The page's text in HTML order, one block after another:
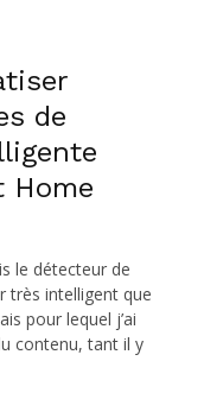
de
Home
le détecteur de
très intelligent que
pour lequel j’ai
contenu, tant il y